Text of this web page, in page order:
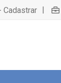
Cadastrar |